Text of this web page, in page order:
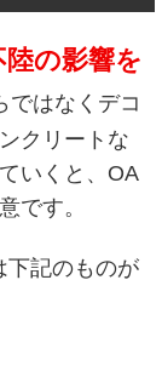
の影響を
ではなくデコ
クリートな
いくと、OA
です。
下記のものが